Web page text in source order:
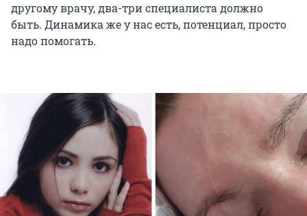
другому врачу, два-три специалиста должно
быть. Динамика же у нас есть, потенциал, просто
надо помогать.